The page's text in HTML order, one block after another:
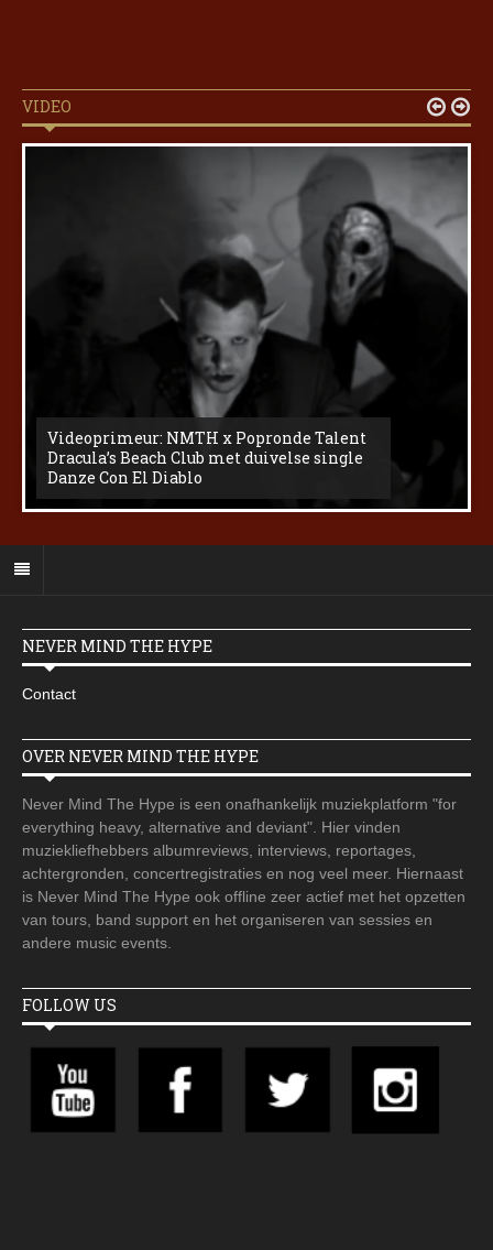
VIDEO
Videoprimeur: NMTH x Popronde Talent
Dracula’s Beach Club met duivelse single
Danze Con El Diablo
 
NEVER MIND THE HYPE
Contact
OVER NEVER MIND THE HYPE
Never Mind The Hype is een onafhankelijk muziekplatform "for
everything heavy, alternative and deviant". Hier vinden
muziekliefhebbers albumreviews, interviews, reportages,
achtergronden, concertregistraties en nog veel meer. Hiernaast
is Never Mind The Hype ook offline zeer actief met het opzetten
van tours, band support en het organiseren van sessies en
andere music events.
FOLLOW US